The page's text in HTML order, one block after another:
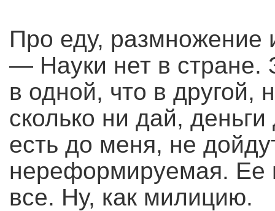
Про еду, размножение
— Науки нет в стране.
в одной, что в другой,
сколько ни дай,
есть до меня, не
нереформируемая. Ее
все. Ну, как милицию.